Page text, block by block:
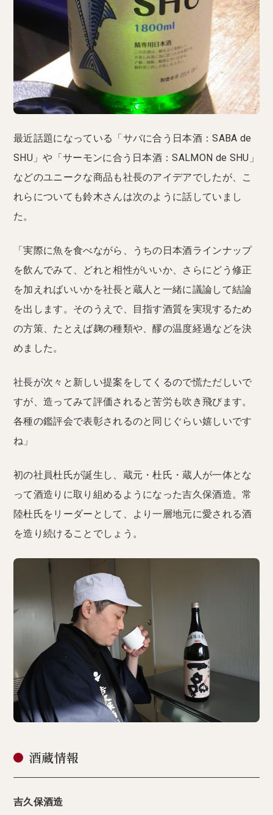
最近話題になっている「サバに合う日本酒：SABA de
SHU」や「サーモンに合う日本酒：SALMON de SHU」
などのユニークな商品も社長のアイデアでしたが、こ
れらについても鈴木さんは次のように話していまし
た。
「実際に魚を食べながら、うちの日本酒ラインナップ
を飲んでみて、どれと相性がいいか、さらにどう修正
を加えればいいかを社長と蔵人と一緒に議論して結論
を出します。そのうえで、目指す酒質を実現するため
の方策、たとえば麹の種類や、醪の温度経過などを決
めました。
社長が次々と新しい提案をしてくるので慌ただしいで
すが、造ってみて評価されると苦労も吹き飛びます。
各種の鑑評会で表彰されるのと同じぐらい嬉しいです
ね」
初の社員杜氏が誕生し、蔵元・杜氏・蔵人が一体とな
って酒造りに取り組めるようになった吉久保酒造。常
陸杜氏をリーダーとして、より一層地元に愛される酒
を造り続けることでしょう。
酒蔵情報
吉久保酒造